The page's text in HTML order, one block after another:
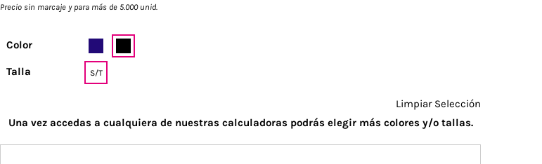
Precio sin marcaje y para más de 5.000 unid.
Color
Talla S/T
Limpiar Selección
Una vez accedas a cualquiera de nuestras calculadoras podrás elegir más colores y/o tallas.